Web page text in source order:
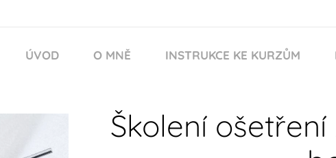
ÚVOD O MNĚ INSTRUKCE KE KURZŮM
Školení